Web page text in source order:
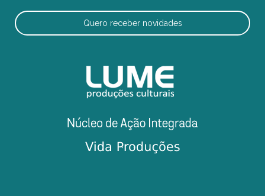
Quero receber novidades